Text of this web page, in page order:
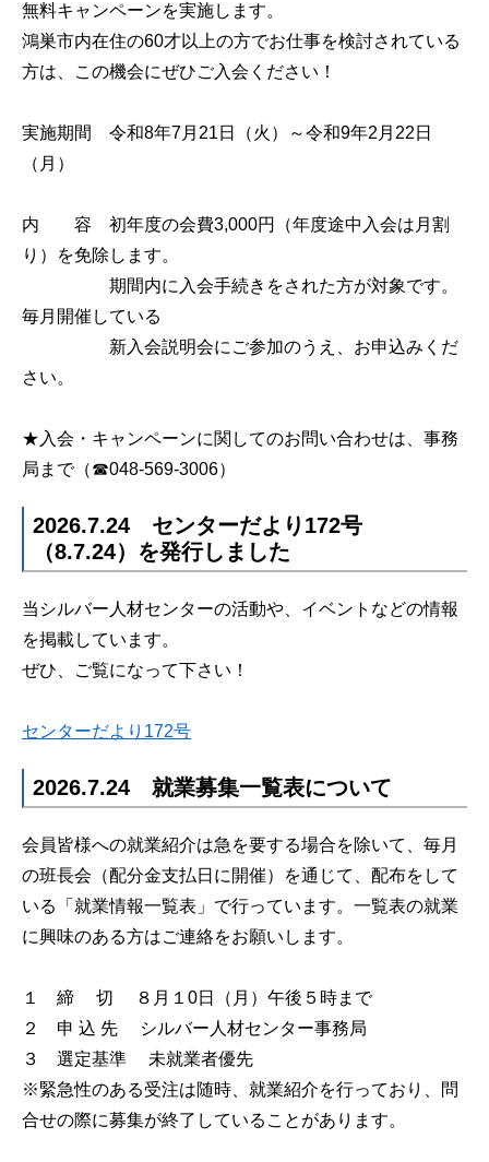
無料キャンペーンを実施します。
鴻巣市内在住の60才以上の方でお仕事を検討されている
方は、この機会にぜひご入会ください！
実施期間 令和8年7月21日（火）～令和9年2月22日
（月）
内 容 初年度の会費3,000円（年度途中入会は月割
り）を免除します。
期間内に入会手続きをされた方が対象です。
毎月開催している
新入会説明会にご参加のうえ、お申込みくだ
さい。
★入会・キャンペーンに関してのお問い合わせは、事務
局まで（☎048-569-3006）
2026.7.24 センターだより172号
（8.7.24）を発行しました
当シルバー人材センターの活動や、イベントなどの情報
を掲載しています。
ぜひ、ご覧になって下さい！
センターだより172号
2026.7.24 就業募集一覧表について
会員皆様への就業紹介は急を要する場合を除いて、毎月
の班長会（配分金支払日に開催）を通じて、配布をして
いる「就業情報一覧表」で行っています。一覧表の就業
に興味のある方はご連絡をお願いします。
１ 締 切 ８月１0日（月）午後５時まで
２ 申 込 先 シルバー人材センター事務局
３ 選定基準 未就業者優先
※緊急性のある受注は随時、就業紹介を行っており、問
合せの際に募集が終了していることがあります。